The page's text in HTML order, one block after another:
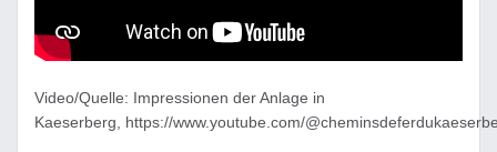
Video/Quelle: Impressionen der Anlage in
Kaeserberg, https://www.youtube.com/